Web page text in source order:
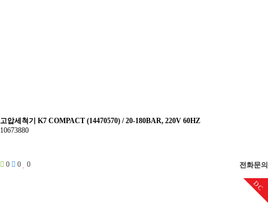
고압세척기 K7 COMPACT (14470570) / 20-180BAR, 220V 60HZ
10673880
전화문의
0 0 0
DC